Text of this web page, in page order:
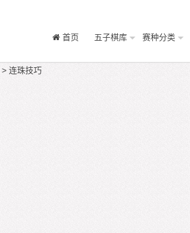
首页 五子棋库 赛种分类
> 连珠技巧